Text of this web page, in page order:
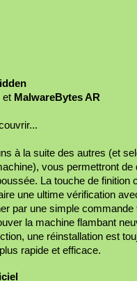
et MalwareBytes AR
à la suite des autres (et
vous permettront de
La touche de finition
une ultime vérification
par une simple commande
la machine flambant
une réinstallation est
rapide et efficace.